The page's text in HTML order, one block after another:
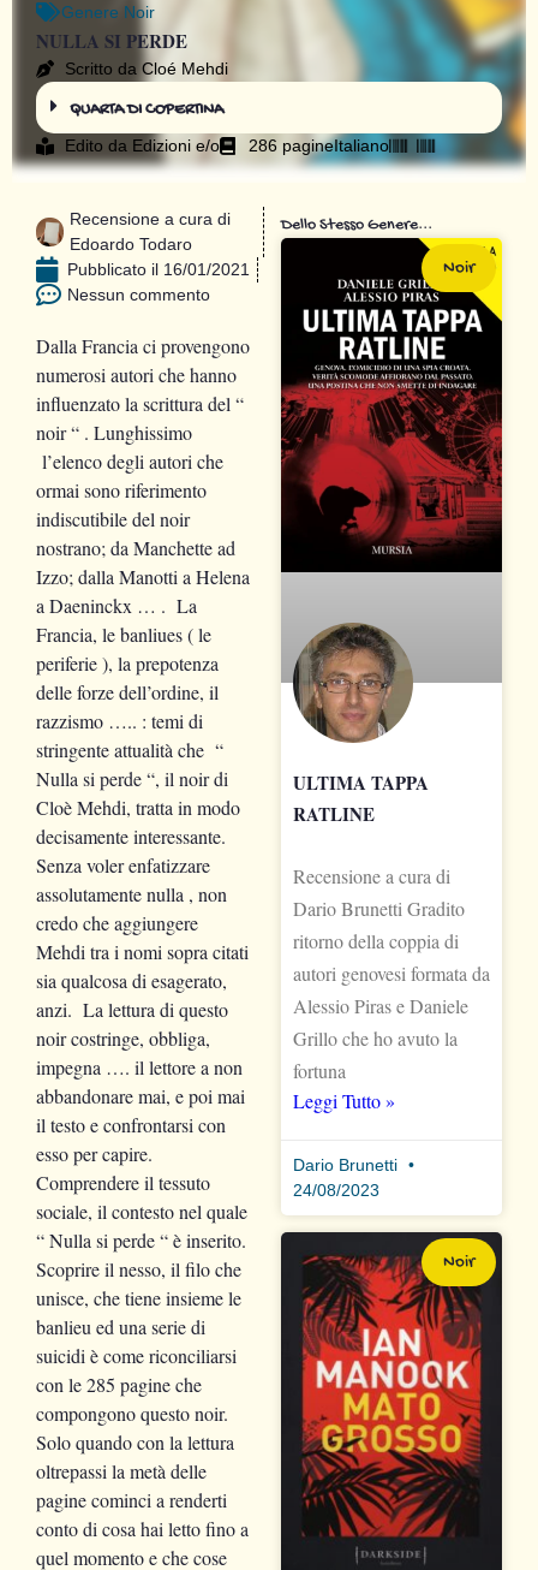
Genere Noir
NULLA SI PERDE
Scritto da Cloé Mehdi
QUARTA DI COPERTINA
Edito da Edizioni e/o 286 pagineItaliano
Recensione a cura di
Edoardo Todaro
Pubblicato il 16/01/2021
Nessun commento
Dalla Francia ci provengono
numerosi autori che hanno
influenzato la scrittura del “
noir “ . Lunghissimo
l’elenco degli autori che
ormai sono riferimento
indiscutibile del noir
nostrano; da Manchette ad
Izzo; dalla Manotti a Helena
a Daeninckx … . La
Francia, le banliues ( le
periferie ), la prepotenza
delle forze dell’ordine, il
razzismo ….. : temi di
stringente attualità che “
Nulla si perde “, il noir di
Cloè Mehdi, tratta in modo
decisamente interessante.
Senza voler enfatizzare
assolutamente nulla , non
credo che aggiungere
Mehdi tra i nomi sopra citati
sia qualcosa di esagerato,
anzi. La lettura di questo
noir costringe, obbliga,
impegna …. il lettore a non
abbandonare mai, e poi mai
il testo e confrontarsi con
esso per capire.
Comprendere il tessuto
sociale, il contesto nel quale
“ Nulla si perde “ è inserito.
Scoprire il nesso, il filo che
unisce, che tiene insieme le
banlieu ed una serie di
suicidi è come riconciliarsi
con le 285 pagine che
compongono questo noir.
Solo quando con la lettura
oltrepassi la metà delle
pagine cominci a renderti
conto di cosa hai letto fino a
quel momento e che cose
Dello Stesso Genere...
Noir
ULTIMA TAPPA
RATLINE
Recensione a cura di
Dario Brunetti Gradito
ritorno della coppia di
autori genovesi formata da
Alessio Piras e Daniele
Grillo che ho avuto la
fortuna
Leggi Tutto »
Dario Brunetti
24/08/2023
Noir